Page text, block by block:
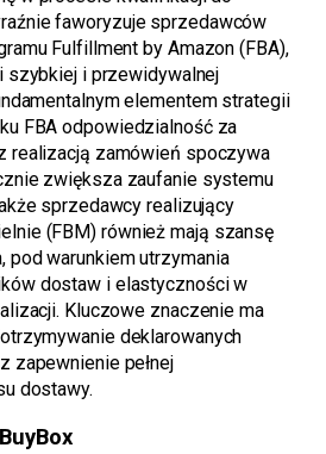
faworyzuje sprzedawców
Fulfillment by Amazon (FBA),
szybkiej i przewidywalnej
elementem strategii
FBA odpowiedzialność za
realizacją zamówień spoczywa
zwiększa zaufanie systemu
sprzedawcy realizujący
(FBM) również mają szansę
pod warunkiem utrzymania
dostaw i elastyczności w
Kluczowe znaczenie ma
deklarowanych
zapewnienie pełnej
dostawy.